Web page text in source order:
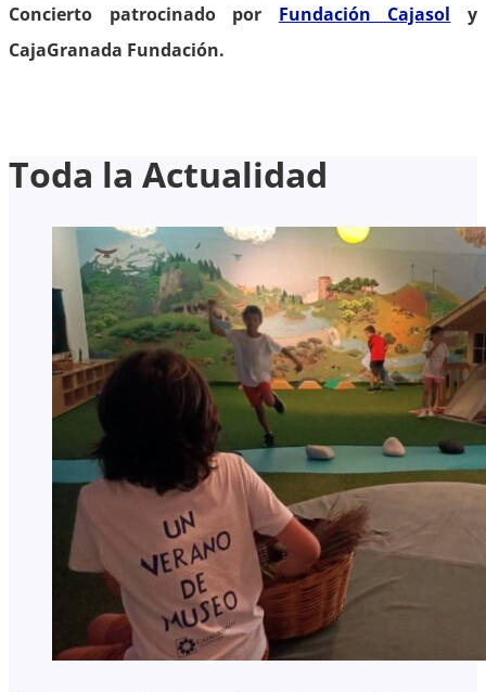
Concierto patrocinado por Fundación Cajasol y
CajaGranada Fundación.
Toda la Actualidad